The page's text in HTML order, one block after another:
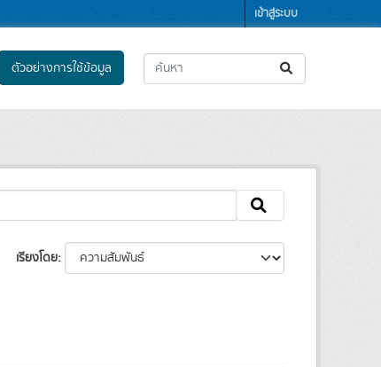
เข้าสู่ระบบ
ตัวอย่างการใช้ข้อมูล
เรียงโดย